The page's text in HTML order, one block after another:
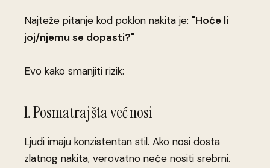
Najteže pitanje kod poklon nakita je: "Hoće li
joj/njemu se dopasti?"
Evo kako smanjiti rizik:
1. Posmatraj šta već nosi
Ljudi imaju konzistentan stil. Ako nosi dosta
zlatnog nakita, verovatno neće nositi srebrni.